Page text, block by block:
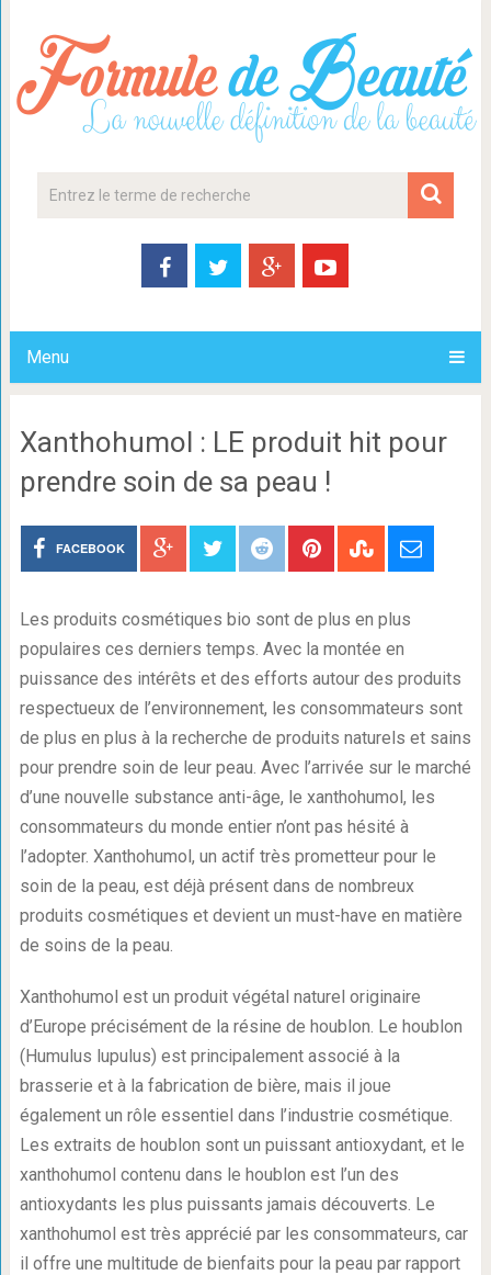
Menu
Xanthohumol : LE produit hit pour
prendre soin de sa peau !
FACEBOOK
Les produits cosmétiques bio sont de plus en plus
populaires ces derniers temps. Avec la montée en
puissance des intérêts et des efforts autour des produits
respectueux de l’environnement, les consommateurs sont
de plus en plus à la recherche de produits naturels et sains
pour prendre soin de leur peau. Avec l’arrivée sur le marché
d’une nouvelle substance anti-âge, le xanthohumol, les
consommateurs du monde entier n’ont pas hésité à
l’adopter. Xanthohumol, un actif très prometteur pour le
soin de la peau, est déjà présent dans de nombreux
produits cosmétiques et devient un must-have en matière
de soins de la peau.
Xanthohumol est un produit végétal naturel originaire
d’Europe précisément de la résine de houblon. Le houblon
(Humulus lupulus) est principalement associé à la
brasserie et à la fabrication de bière, mais il joue
également un rôle essentiel dans l’industrie cosmétique.
Les extraits de houblon sont un puissant antioxydant, et le
xanthohumol contenu dans le houblon est l’un des
antioxydants les plus puissants jamais découverts. Le
xanthohumol est très apprécié par les consommateurs, car
il offre une multitude de bienfaits pour la peau par rapport